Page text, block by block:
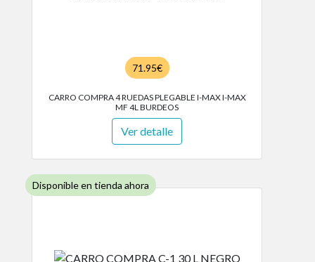
71.95€
CARRO COMPRA 4 RUEDAS PLEGABLE I-MAX I-MAX
MF 4L BURDEOS
Ver detalle
Disponible en tienda ahora